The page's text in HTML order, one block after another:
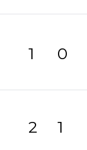
1 0
2 1